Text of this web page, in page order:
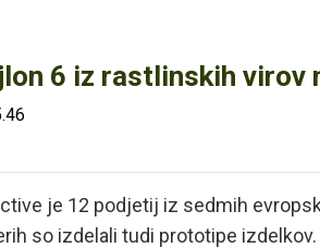
6 iz rastlinskih virov
je 12 podjetij iz sedmih
so izdelali tudi prototipe